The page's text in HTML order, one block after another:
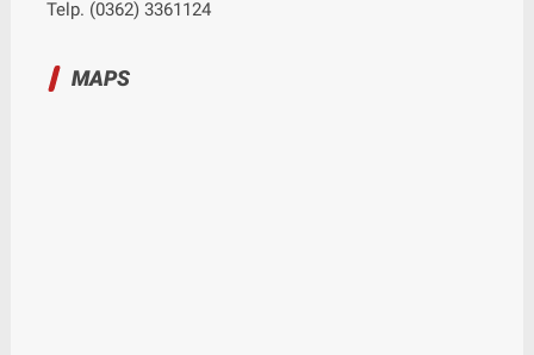
Telp. (0362) 3361124
MAPS